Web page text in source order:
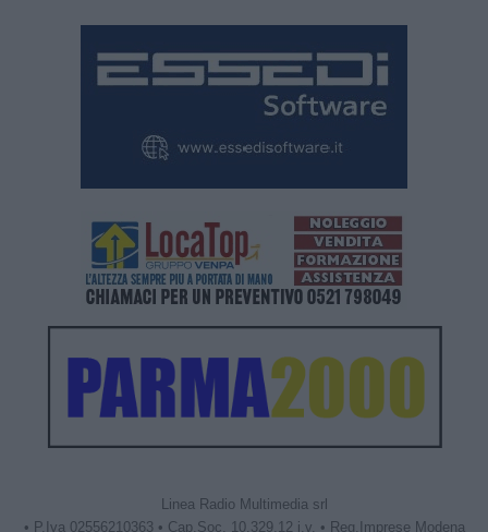
Linea Radio Multimedia srl
• P.Iva 02556210363 • Cap.Soc. 10.329,12 i.v. • Reg.Imprese Modena